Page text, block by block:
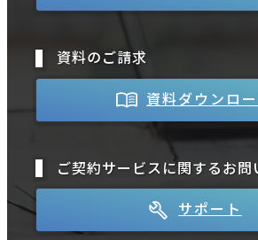
資料のご請求
資料ダウンロー
ご契約サービスに関するお問
サポート